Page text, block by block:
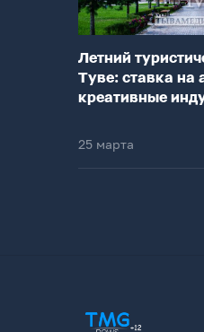
Летний
Туве: ставка на
креативные
25 марта